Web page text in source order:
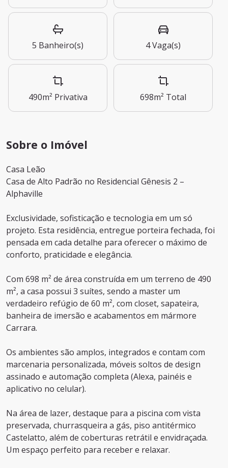
5 Banheiro(s) 4Vaga(s)
490m² Privativa 698m² Total
Sobre o Imóvel
Casa Leão
Casa de Alto Padrão no Residencial Gênesis 2 –
Alphaville
Exclusividade, sofisticação e tecnologia em um só
projeto. Esta residência, entregue porteira fechada, foi
pensada em cada detalhe para oferecer o máximo de
conforto, praticidade e elegância.
Com 698 m² de área construída em um terreno de 490
m², a casa possui 3 suítes, sendo a master um
verdadeiro refúgio de 60 m², com closet, sapateira,
banheira de imersão e acabamentos em mármore
Carrara.
Os ambientes são amplos, integrados e contam com
marcenaria personalizada, móveis soltos de design
assinado e automação completa (Alexa, painéis e
aplicativo no celular).
Na área de lazer, destaque para a piscina com vista
preservada, churrasqueira a gás, piso antitérmico
Castelatto, além de coberturas retrátil e envidraçada.
Um espaço perfeito para receber e relaxar.